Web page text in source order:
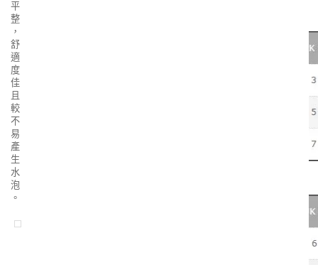
平
整
，
舒
適
度
佳
且
較
不
易
產
生
水
泡
。